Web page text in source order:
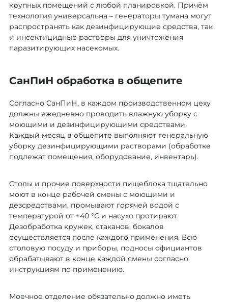
крупных помещений с любой планировкой. Причём
технология универсальна – генераторы тумана могут
распространять как дезинфицирующие средства, так
и инсектицидные растворы для уничтожения
паразитирующих насекомых.
СанПиН обработка в общепите
Согласно СанПиН, в каждом производственном цеху
должны ежедневно проводить влажную уборку с
моющими и дезинфицирующими средствами.
Каждый месяц в общепите выполняют генеральную
уборку дезинфицирующими растворами (обработке
подлежат помещения, оборудование, инвентарь).
Столы и прочие поверхности пищеблока тщательно
моют в конце рабочей смены с моющими и
дезсредствами, промывают горячей водой с
температурой от +40 °С и насухо протирают.
Дезобработка кружек, стаканов, бокалов
осуществляется после каждого применения. Всю
столовую посуду и приборы, подносы официантов
обрабатывают в конце каждой смены согласно
инструкциям по применению.
Моечное отделение обязательно должно иметь